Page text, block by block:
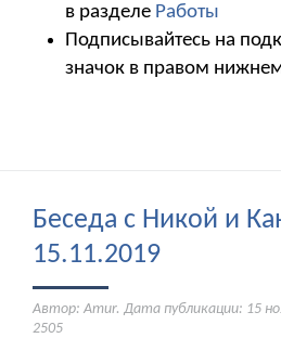
в разделе Работы
Подписывайтесь на
значок в правом нижнем
Беседа с Никой и
15.11.2019
Автор: Amur. Дата публикации: 15
2505